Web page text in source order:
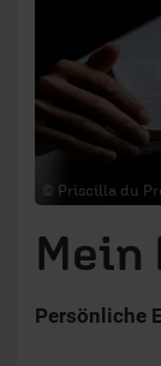
© Priscilla du
Mein
Persönliche